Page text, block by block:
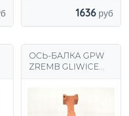
1636
ОСЬ-БАЛКА GPW
ZREMB GLIWICE
РЕГЕНЕРАЦИИ
ПОД ЗАМЕНУ